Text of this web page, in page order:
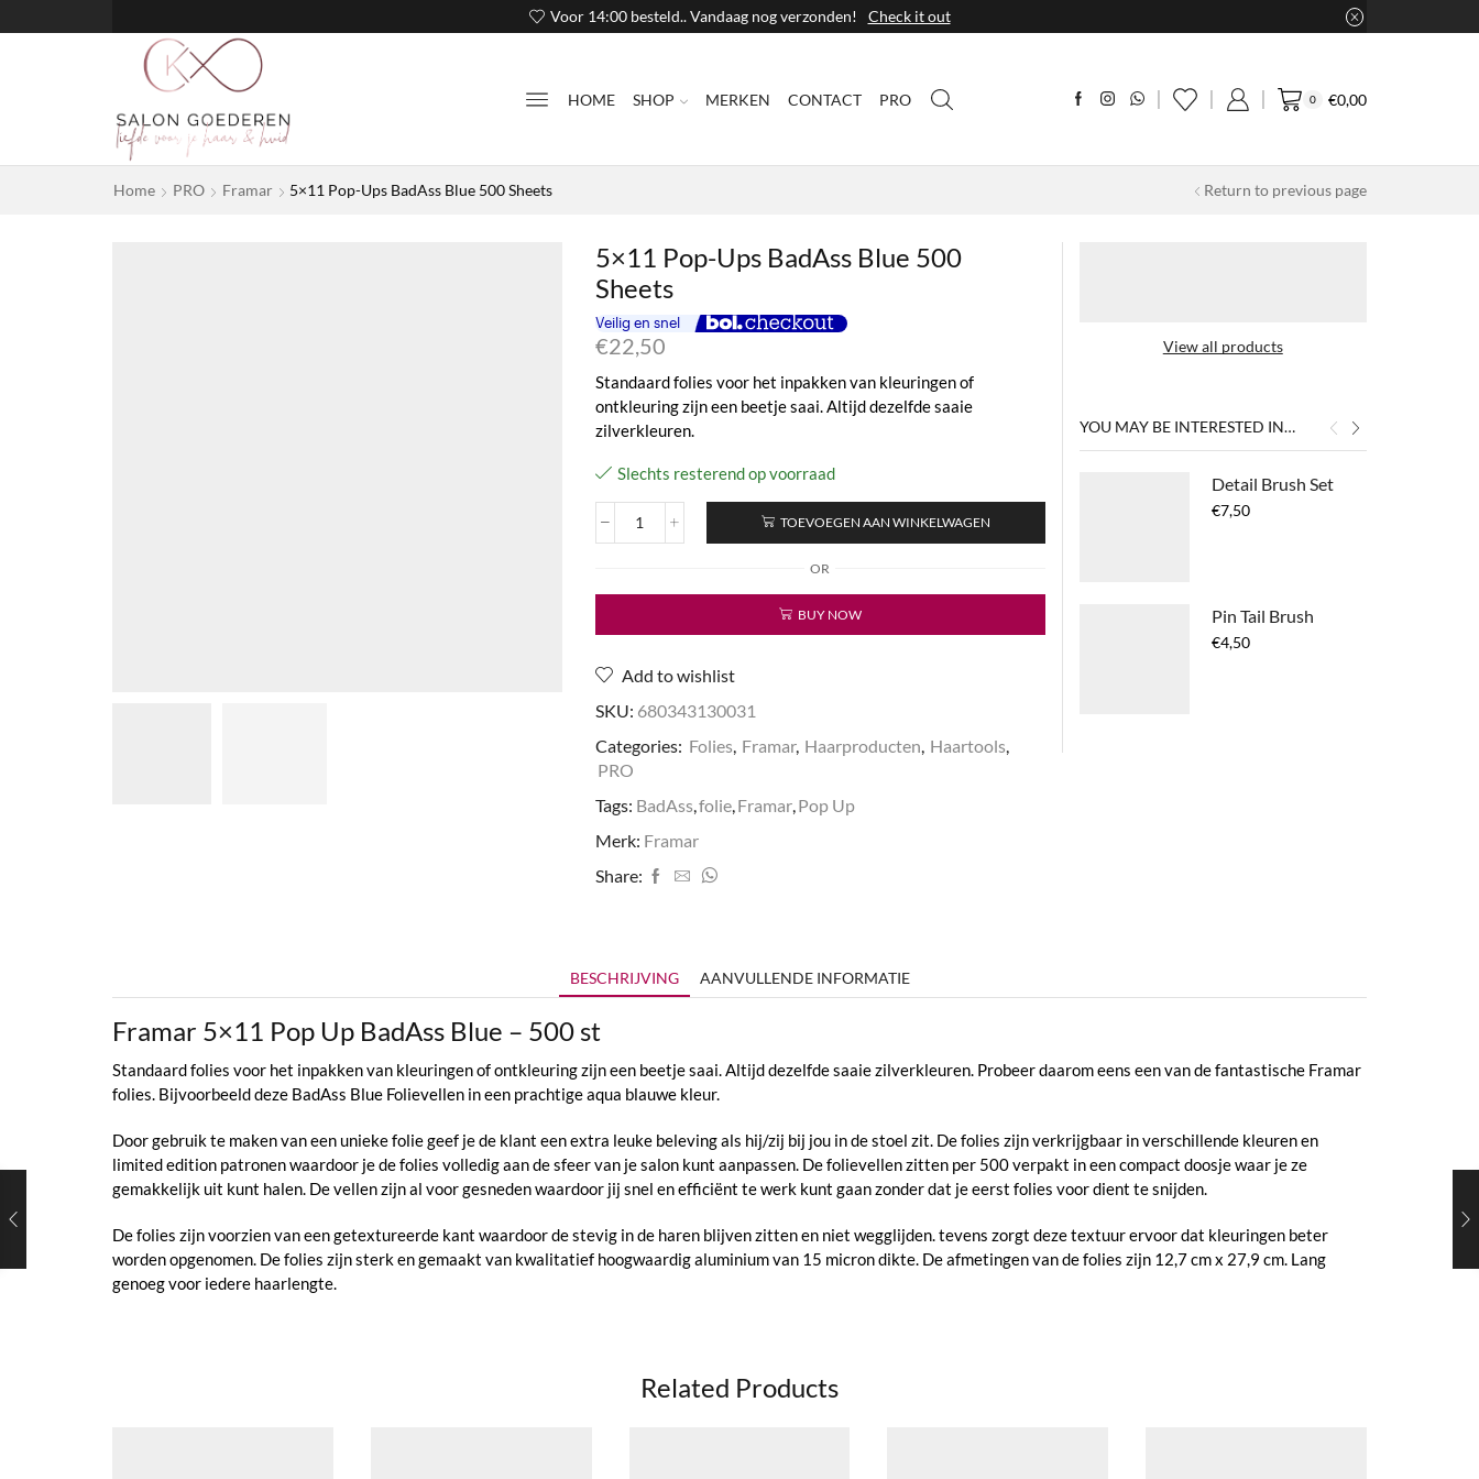
Voor 14:00 besteld.. Vandaag nog verzonden! Check it out
HOME SHOP MERKEN CONTACT PRO 0 €0,00
Home PRO Framar 5×11 Pop-Ups BadAss Blue 500 Sheets Return to previous page
5×11 Pop-Ups BadAss Blue 500
Sheets
€22,50
Standaard folies voor het inpakken van kleuringen of
ontkleuring zijn een beetje saai. Altijd dezelfde saaie
zilverkleuren.
Slechts resterend op voorraad
5x11
BadAss
500
aantal
TOEVOEGEN AAN WINKELWAGEN
OR
BUY NOW
Add to wishlist
SKU: 680343130031
Categories: Folies, Framar, Haarproducten, Haartools,
PRO
Tags: BadAss,folie,Framar,Pop Up
Merk: Framar
Share:
View all products
YOU MAY BE INTERESTED IN…
Detail Brush Set
€7,50
Pin Tail Brush
€4,50
BESCHRIJVING AANVULLENDE INFORMATIE
Framar 5×11 Pop Up BadAss Blue – 500 st
Standaard folies voor het inpakken van kleuringen of ontkleuring zijn een beetje saai. Altijd dezelfde saaie zilverkleuren. Probeer daarom eens een van de fantastische Framar
folies. Bijvoorbeeld deze BadAss Blue Folievellen in een prachtige aqua blauwe kleur.
Door gebruik te maken van een unieke folie geef je de klant een extra leuke beleving als hij/zij bij jou in de stoel zit. De folies zijn verkrijgbaar in verschillende kleuren en
limited edition patronen waardoor je de folies volledig aan de sfeer van je salon kunt aanpassen. De folievellen zitten per 500 verpakt in een compact doosje waar je ze
gemakkelijk uit kunt halen. De vellen zijn al voor gesneden waardoor jij snel en efficiënt te werk kunt gaan zonder dat je eerst folies voor dient te snijden.
De folies zijn voorzien van een getextureerde kant waardoor de stevig in de haren blijven zitten en niet wegglijden. tevens zorgt deze textuur ervoor dat kleuringen beter
worden opgenomen. De folies zijn sterk en gemaakt van kwalitatief hoogwaardig aluminium van 15 micron dikte. De afmetingen van de folies zijn 12,7 cm x 27,9 cm. Lang
genoeg voor iedere haarlengte.
Related Products